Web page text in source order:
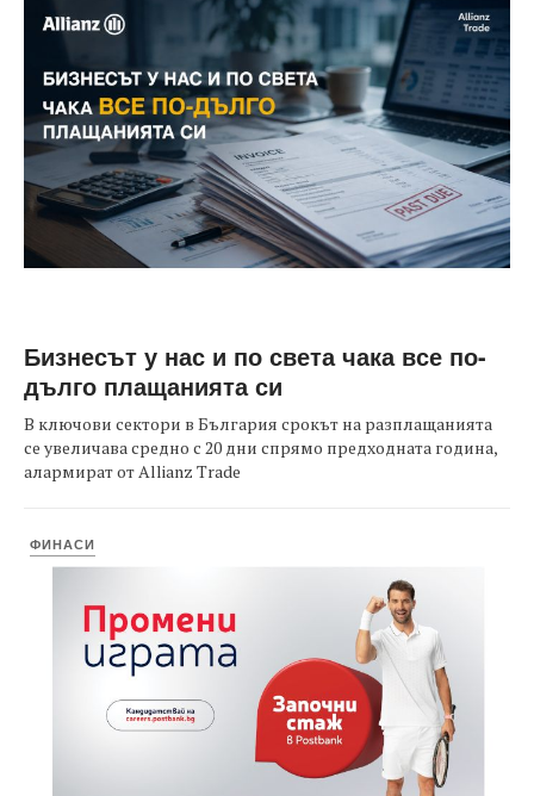
Бизнесът у нас и по света чака все по-
дълго плащанията си
В ключови сектори в България срокът на разплащанията
се увеличава средно с 20 дни спрямо предходната година,
алармират от Allianz Trade
ФИНАСИ